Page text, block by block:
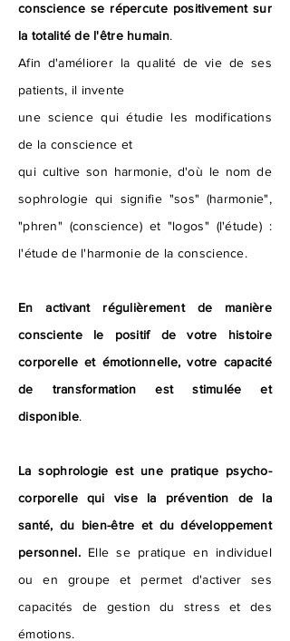
conscience se répercute positivement sur
la totalité de l'être humain.
Afin d'améliorer la qualité de vie de ses
patients, il invente
une science qui étudie les modifications
de la conscience et
qui cultive son harmonie, d'où le nom de
sophrologie qui signifie "sos" (harmonie",
"phren" (conscience) et "logos" (l'étude) :
l'étude de l'harmonie de la conscience.
En activant régulièrement de manière
consciente le positif de votre histoire
corporelle et émotionnelle, votre capacité
de transformation est stimulée et
disponible.
La sophrologie est une pratique psycho-
corporelle qui vise la prévention de la
santé, du bien-être et du développement
personnel.Elle se pratique en individuel
ou en groupe et permet d'activer ses
capacités de gestion du stress et des
émotions.